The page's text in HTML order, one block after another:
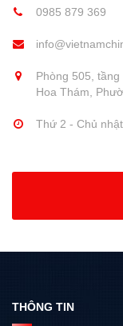
0985 879 369
Phòng 505,
Hoa Thám,
Thứ 2 - Chủ
THÔNG TIN